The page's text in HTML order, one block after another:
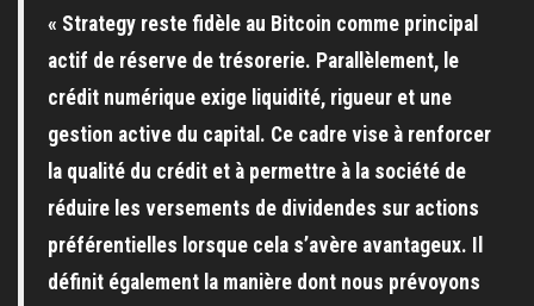
« Strategy reste fidèle au Bitcoin comme principal
actif de réserve de trésorerie. Parallèlement, le
crédit numérique exige liquidité, rigueur et une
gestion active du capital. Ce cadre vise à renforcer
la qualité du crédit et à permettre à la société de
réduire les versements de dividendes sur actions
préférentielles lorsque cela s’avère avantageux. Il
définit également la manière dont nous prévoyons